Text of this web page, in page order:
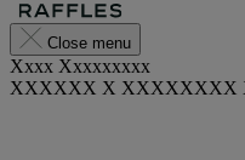
Close menu
Xxxx Xxxxxxxxx
XXXXXX X XXXXXXXX